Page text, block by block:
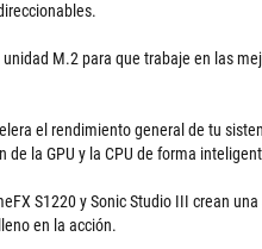
M.2 para que trabaje en las
el rendimiento general de tu
de la GPU y la CPU de forma
S1220 y Sonic Studio III crean
en la acción.